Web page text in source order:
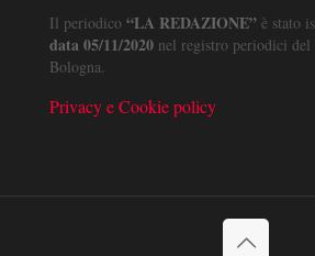
Il periodico “LA REDAZIONE” è stato
data 05/11/2020 nel registro periodici
Bologna.
Privacy e Cookie policy